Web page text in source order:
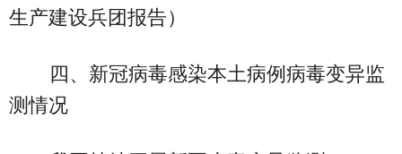
生产建设兵团报告）
四、新冠病毒感染本土病例病毒变异监
测情况